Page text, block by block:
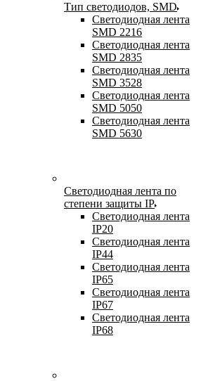
Тип светодиодов, SMD
Cветодиодная лента
SMD 2216
Светодиодная лента
SMD 2835
Светодиодная лента
SMD 3528
Светодиодная лента
SMD 5050
Светодиодная лента
SMD 5630
Светодиодная лента по
степени защиты IP
Светодиодная лента
IP20
Светодиодная лента
IP44
Светодиодная лента
IP65
Светодиодная лента
IP67
Светодиодная лента
IP68